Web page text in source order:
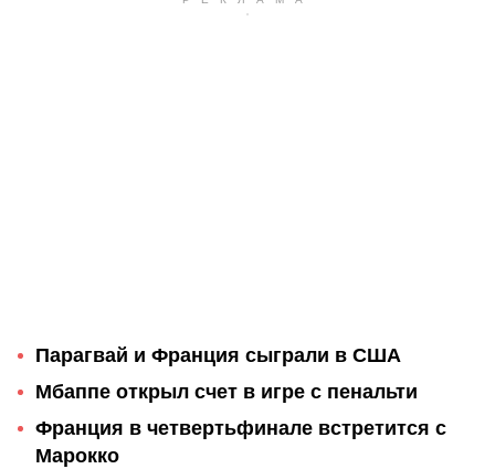
Парагвай и Франция сыграли в США
Мбаппе открыл счет в игре с пенальти
Франция в четвертьфинале встретится с
Марокко